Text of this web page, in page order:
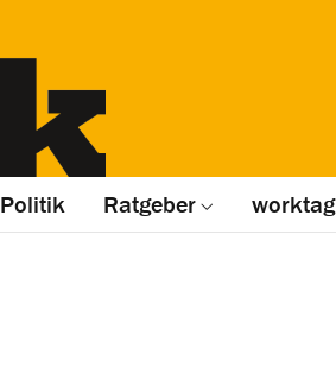
Politik Ratgeber worktag